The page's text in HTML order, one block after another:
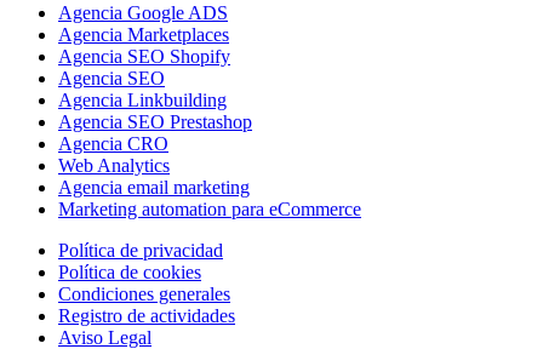
Agencia Google ADS
Agencia Marketplaces
Agencia SEO Shopify
Agencia SEO
Agencia Linkbuilding
Agencia SEO Prestashop
Agencia CRO
Web Analytics
Agencia email marketing
Marketing automation para eCommerce
Política de privacidad
Política de cookies
Condiciones generales
Registro de actividades
Aviso Legal